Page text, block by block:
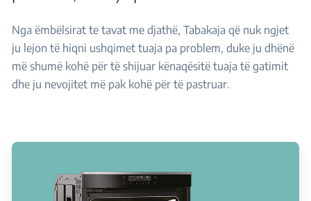
Nga ëmbëlsirat te tavat me djathë, Tabakaja që nuk ngjet
ju lejon të hiqni ushqimet tuaja pa problem, duke ju dhënë
më shumë kohë për të shijuar kënaqësitë tuaja të gatimit
dhe ju nevojitet më pak kohë për të pastruar.